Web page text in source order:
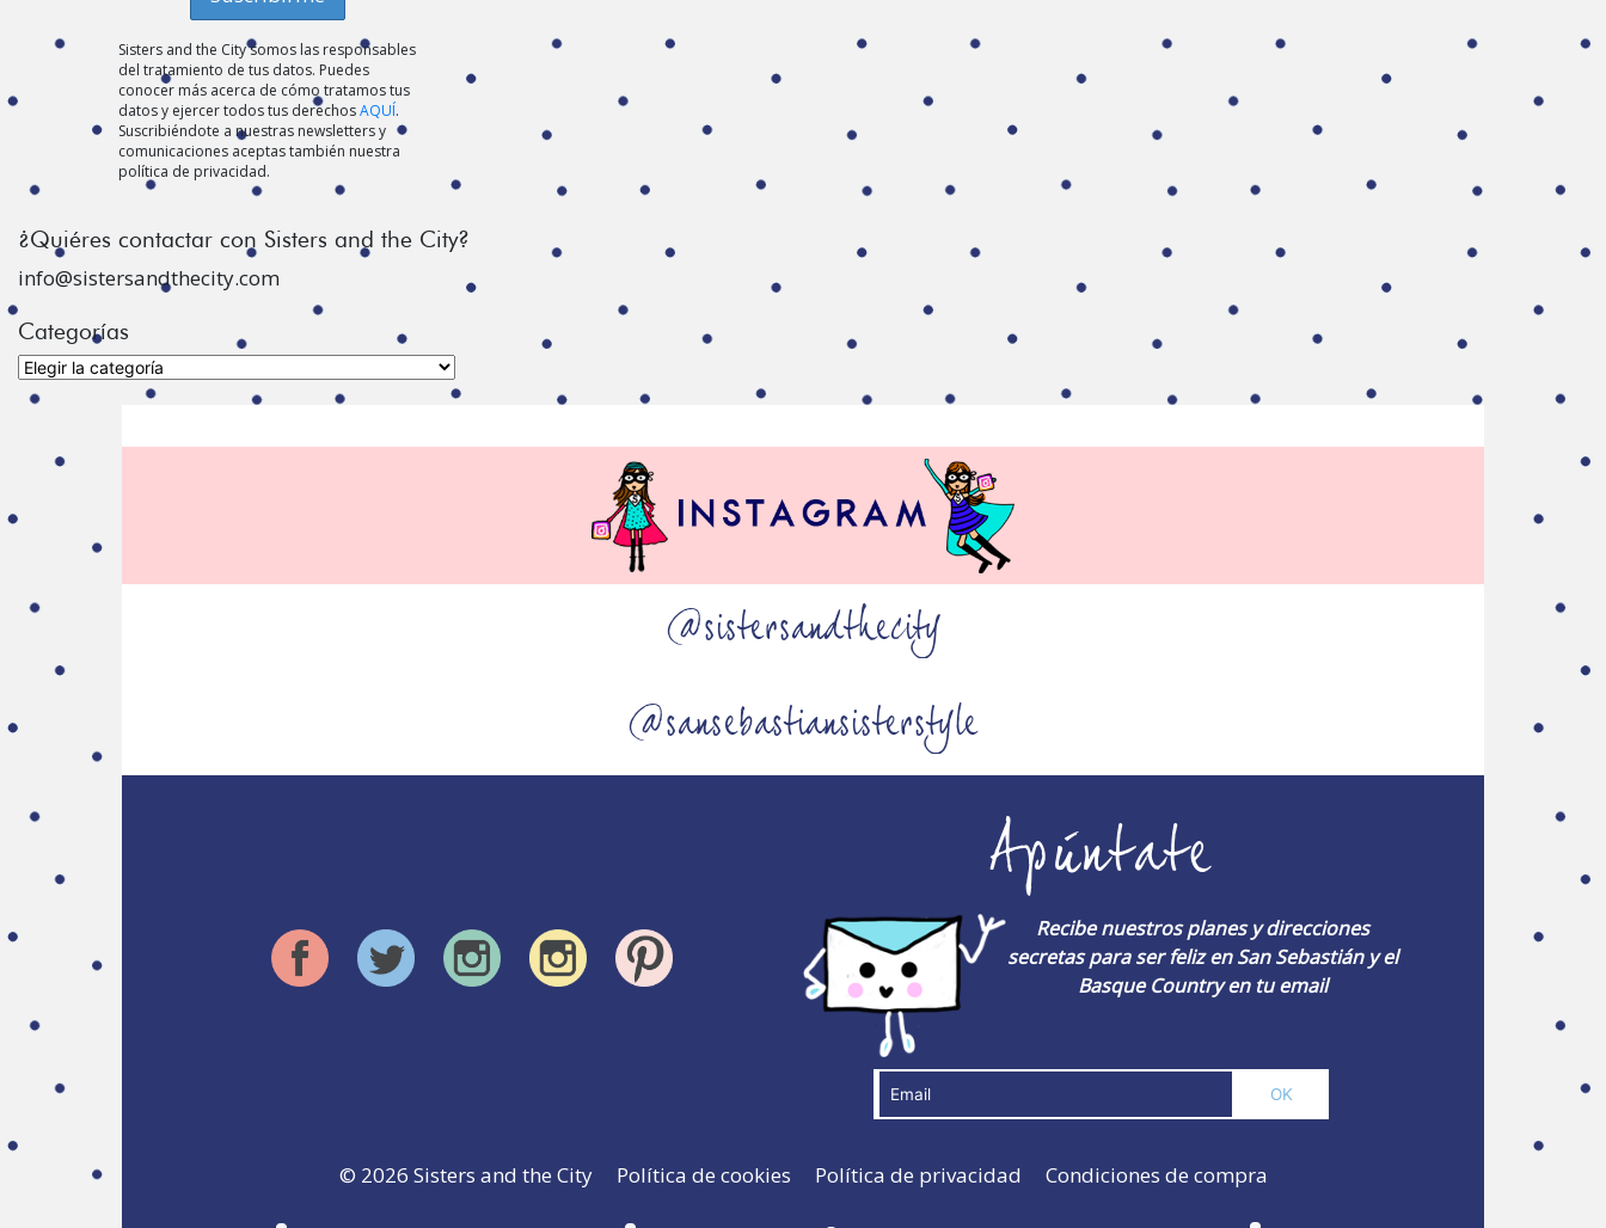
Sisters and the City somos las responsables
del tratamiento de tus datos. Puedes
conocer más acerca de cómo tratamos tus
datos y ejercer todos tus derechosAQUÍ.
Suscribiéndote a nuestras newsletters y
comunicaciones aceptas también nuestra
política de privacidad.
¿Quiéres contactar con Sisters and the City?
info@sistersandthecity.com
Categorías
Categorías
@sistersandthecity
@sansebastiansisterstyle
Apúntate
Recibe nuestros planes y direcciones
secretas para ser feliz en San Sebastián y el
Basque Country en tu email
© 2026 Sisters and the City Política de cookies Política de privacidad Condiciones de compra